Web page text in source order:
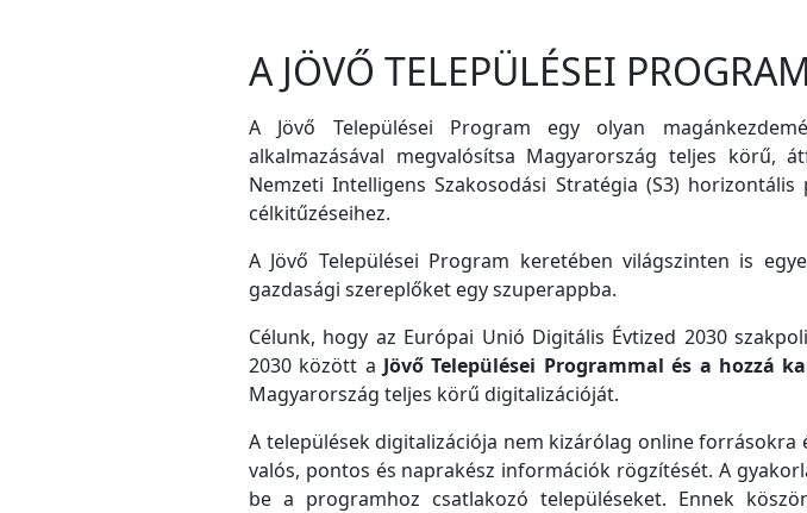
A JÖVŐ TELEPÜLÉSEI
A Jövő Települései Program egy olyan
alkalmazásával megvalósítsa Magyarország teljes körű,
Nemzeti Intelligens Szakosodási Stratégia (S3)
célkitűzéseihez.
A Jövő Települései Program keretében világszinten is
gazdasági szereplőket egy szuperappba.
Célunk, hogy az Európai Unió Digitális Évtized 2030
2030 között a Jövő Települései Programmal és a hozzá
Magyarország teljes körű digitalizációját.
A települések digitalizációja nem kizárólag online
valós, pontos és naprakész információk rögzítését. A
be a programhoz csatlakozó településeket. Ennek